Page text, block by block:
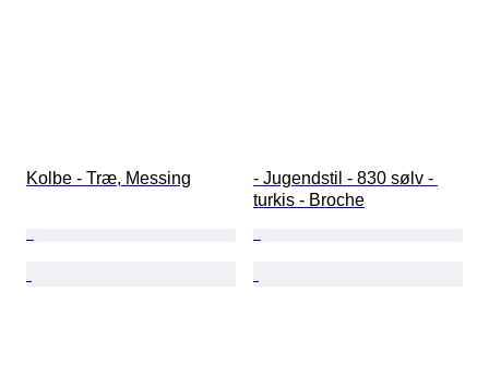
Kolbe - Træ, Messing
- Jugendstil - 830 sølv -
turkis - Broche